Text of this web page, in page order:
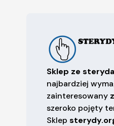
Sklep ze
najbardziej
zainteresowany
szeroko pojęty
Sklep